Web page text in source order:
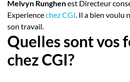
Melvyn Runghenest Directeur
Experiencechez CGI. Il a bien voulu
son travail.
Quelles sont vos
chez CGI?